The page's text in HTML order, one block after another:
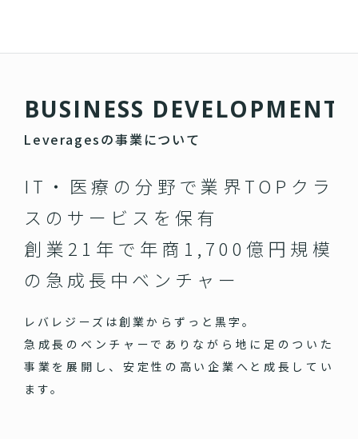
BUSIN ESS DEVELOPM ENT
Leveragesの事業について
IT・医療の分野で業界TOPクラ
スのサービスを保有
創業21年で年商1,700億円規模
の急成長中ベンチャー
レバレジーズは創業からずっと黒字。
急成長のベンチャーでありながら地に足のついた
事業を展開し、安定性の高い企業へと成長してい
ます。